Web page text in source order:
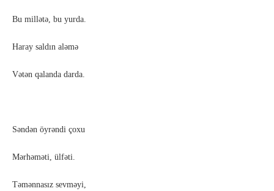
Bu millətə, bu yurda.
Haray saldın aləmə
Vətən qalanda darda.
Səndən öyrəndi çoxu
Mərhəməti, ülfəti.
Təmənnasız sevməyi,